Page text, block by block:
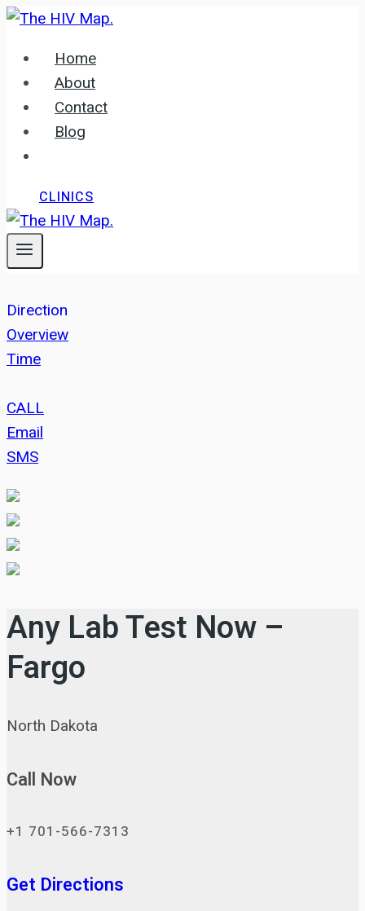
Skip
contentHome
About
Contact
Blog
CLINICS
Direction
Overview
Time
CALL
Email
SMS
Any Lab Test Now –
Fargo
North Dakota
Call Now
+1 701-566-7313
Get Directions